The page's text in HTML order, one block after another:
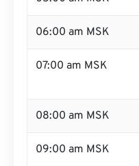
06:00 am MSK
07:00 am MSK
08:00 am MSK
09:00 am MSK